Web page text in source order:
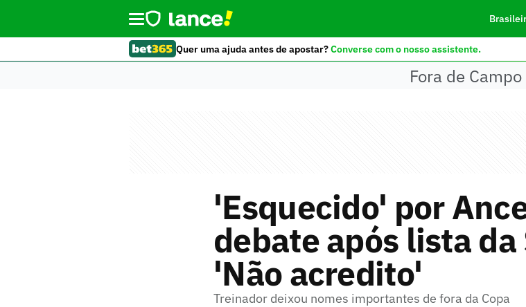
Quer uma ajuda antes de apostar?Converse com o nosso assistente.
Fora de Campo
'Esquecido' por
debate após lista da
'Não acredito'
Treinador deixou nomes importantes de fora da Copa